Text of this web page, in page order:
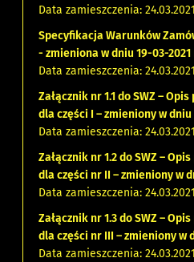
Data zamieszczenia: 24.03.2021
Specyfikacja Warunków
- zmieniona w dniu 19-03-2021
Data zamieszczenia: 24.03.2021
Załącznik nr 1.1 do SWZ –
dla części I – zmieniony w dniu
Data zamieszczenia: 24.03.2021
Załącznik nr 1.2 do SWZ –
dla części nr II – zmieniony w
Data zamieszczenia: 24.03.2021
Załącznik nr 1.3 do SWZ –
dla części nr III – zmieniony w
Data zamieszczenia: 24.03.2021